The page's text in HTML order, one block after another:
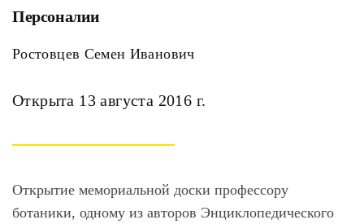
Открыта 13 августа 2016 г.
Открытие мемориальной доски профессору
ботаники, одному из авторов Энциклопедического
Персоналии
Ростовцев Семен Иванович